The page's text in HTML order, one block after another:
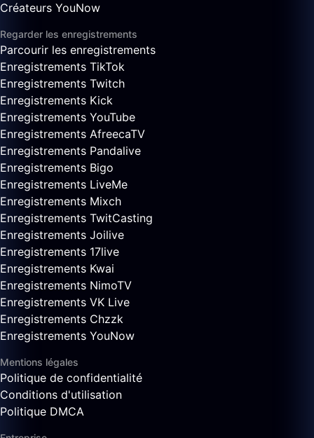
Créateurs YouNow
Regarder les enregistrements
Parcourir les enregistrements
Enregistrements TikTok
Enregistrements Twitch
Enregistrements Kick
Enregistrements YouTube
Enregistrements AfreecaTV
Enregistrements Pandalive
Enregistrements Bigo
Enregistrements LiveMe
Enregistrements Mixch
Enregistrements TwitCasting
Enregistrements Joilive
Enregistrements 17live
Enregistrements Kwai
Enregistrements NimoTV
Enregistrements VK Live
Enregistrements Chzzk
Enregistrements YouNow
Mentions légales
Politique de confidentialité
Conditions d'utilisation
Politique DMCA